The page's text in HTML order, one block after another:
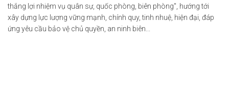
thắng lợi nhiệm vụ quân sự, quốc phòng, biên phòng", hướng tới
xây dựng lực lượng vững mạnh, chính quy, tinh nhuệ, hiện đại, đáp
ứng yêu cầu bảo vệ chủ quyền, an ninh biên...